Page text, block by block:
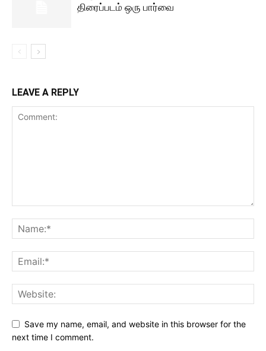
திரைப்படம் ஒரு பார்வை
LEAVE A REPLY
Save my name, email, and website in this browser for the
next time I comment.